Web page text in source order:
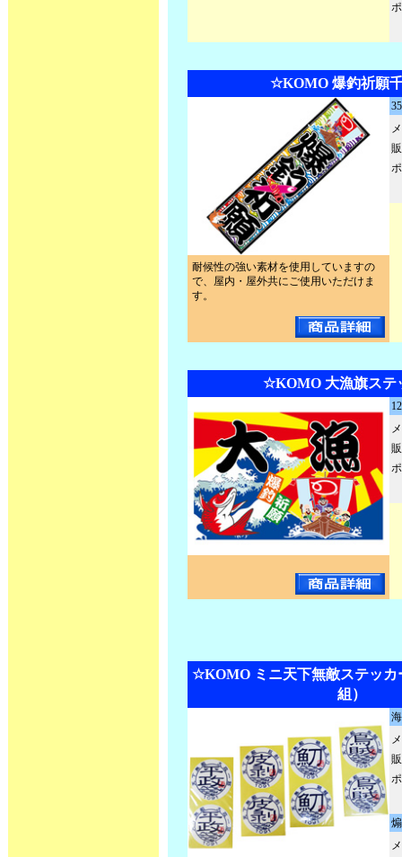
☆KOMO 爆釣祈願
耐候性の強い素材を使用していますの
で、屋内・屋外共にご使用いただけま
す。
☆KOMO 大漁旗ステ
☆KOMO ミニ天下無敵ステッカ
組）